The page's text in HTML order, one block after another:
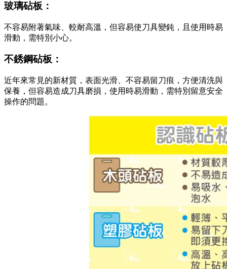
玻璃砧板：
不容易附著氣味、較耐高溫，但容易使刀具變鈍，且使用時易
滑動，需特別小心。
不銹鋼砧板：
近年來常見的新材質，表面光滑、不容易留刀痕，方便清洗與
保養，但容易造成刀具磨損，使用時易滑動，需特別留意安全
操作的問題。